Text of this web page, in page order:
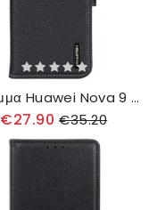
Κάλυμμα Huawei Nova 9 / Honor 50 Δέρμα Λίτσι Khazneh
€27.90 €35.20